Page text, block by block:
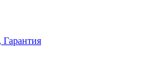
Гарантия